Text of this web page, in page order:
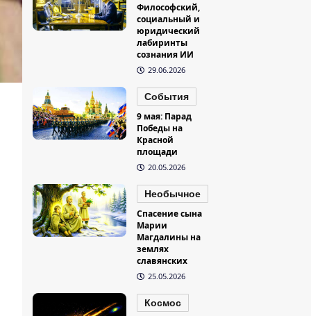
Философский,
социальный и
юридический
лабиринты
сознания ИИ
29.06.2026
События
9 мая: Парад
Победы на
Красной
площади
20.05.2026
Необычное
Спасение сына
Марии
Магдалины на
землях
славянских
25.05.2026
Космос